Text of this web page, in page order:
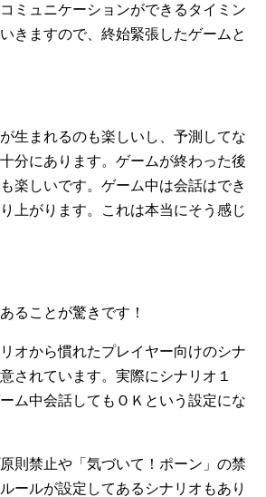
ミュニケーションができるタイミン
きますので、終始緊張したゲームと
生まれるのも楽しいし、予測してな
分にあります。ゲームが終わった後
楽しいです。ゲーム中は会話はでき
上がります。これは本当にそう感じ
ることが驚きです！
オから慣れたプレイヤー向けのシナ
されています。実際にシナリオ１
ム中会話してもＯＫという設定にな
則禁止や「気づいて！ポーン」の禁
ールが設定してあるシナリオもあり